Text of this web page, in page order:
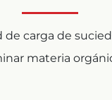
de carga de
materia